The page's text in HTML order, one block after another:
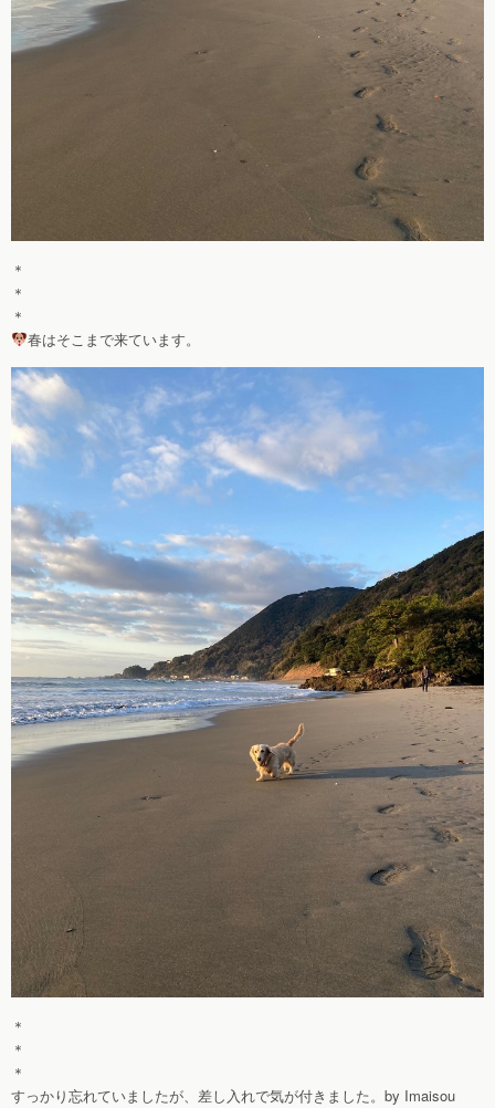
＊
＊
＊
春はそこまで来ています。
＊
＊
＊
すっかり忘れていましたが、差し入れで気が付きました。by Imaisou